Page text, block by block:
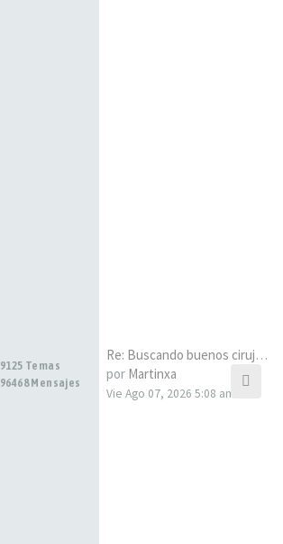
9125 Temas
96468 Mensajes
Re: Buscando buenos cirujanos…
por Martinxa
Vie Ago 07, 2026 5:08 am